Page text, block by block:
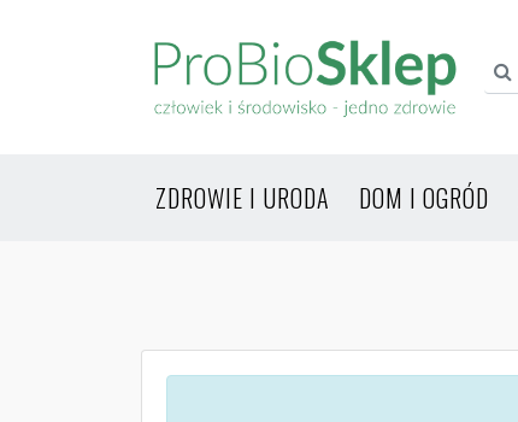
ZDROWIE I URODA DOM I OGRÓD